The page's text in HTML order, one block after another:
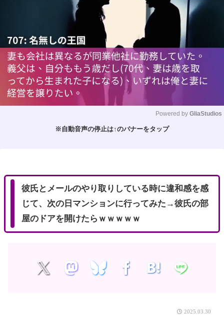
Powered by GliaStudios
※自動音声の停止は↑のバナーをタップ
彼氏とメールのやり取りしている時に違和感を感
じて、次の日マンションに行ってみた→彼氏の部
屋のドアを開けたらｗｗｗｗｗ
2025.03.30